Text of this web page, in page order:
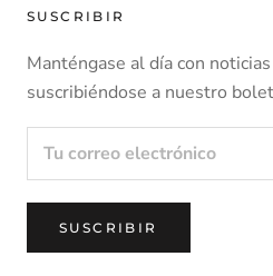
Tras confirmar que el artículo
Para obtener más información,
SUSCRIBIR
Manténgase al día con
suscribiéndose a nuestro
SUSCRIBIR